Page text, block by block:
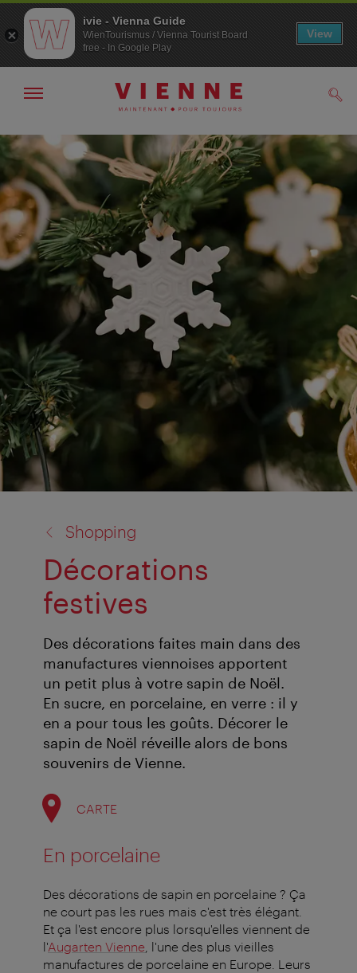
Navigation
Contenu
Afficher
la
navigation
Shopping
Décorations
festives
Des décorations faites main dans des
manufactures viennoises apportent
un petit plus à votre sapin de Noël.
En sucre, en porcelaine, en verre : il y
en a pour tous les goûts. Décorer le
sapin de Noël réveille alors de bons
souvenirs de Vienne.
CARTE
En porcelaine
Des décorations de sapin en porcelaine ? Ça
ne court pas les rues mais c'est très élégant.
Et ça l'est encore plus lorsqu'elles viennent de
l'Augarten Vienne , l'une des plus vieilles
manufactures de porcelaine en Europe. Leurs
ivie - Vienna Guide
WienTourismus / Vienna Tourist Board
free - In Google Play
View